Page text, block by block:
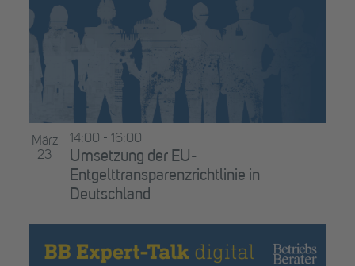
März
23
Umsetzung der EU-
Entgelttransparenzrichtlinie in
Deutschland
14:00 - 16:00